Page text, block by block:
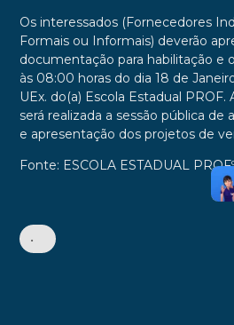
Os interessados (Fornecedores
Formais ou Informais) deverão
documentação para habilitação e
às 08:00 horas do dia 18 de
UEx. do(a) Escola Estadual PROF.
será realizada a sessão pública de
e apresentação dos projetos de
Fonte: ESCOLA ESTADUAL
•